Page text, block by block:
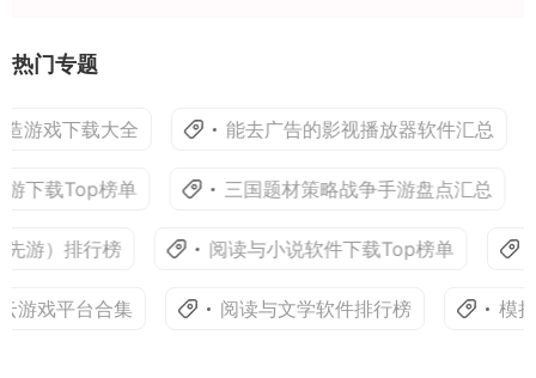
热门专题
戏下载大全 能去广告的影视播放器软件汇总
载Top榜单 三国题材策略战争手游盘点汇总
）排行榜 阅读与小说软件下载Top榜单
戏平台合集 阅读与文学软件排行榜 模拟经